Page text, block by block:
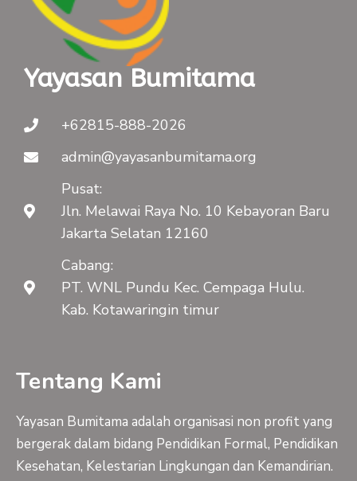
Yayasan Bumitama
+62815-888-2026
admin@yayasanbumitama.org
Pusat:
Jln. Melawai Raya No. 10 Kebayoran Baru
Jakarta Selatan 12160
Cabang:
PT. WNL Pundu Kec. Cempaga Hulu.
Kab. Kotawaringin timur
Tentang Kami
Yayasan Bumitama adalah organisasi non profit yang
bergerak dalam bidang Pendidikan Formal, Pendidikan
Kesehatan, Kelestarian Lingkungan dan Kemandirian.